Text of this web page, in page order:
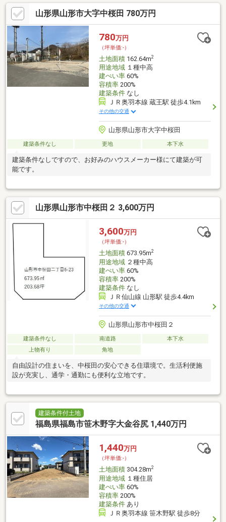
山形県山形市大字中桜田 780万円
780万円
（坪単価:-）
土地面積162.64m2
用途地域１種中高
建ぺい率60%
容積率200%
建築条件なし
ＪＲ奥羽本線 蔵王駅 徒歩4.1km
その他の交通
山形県山形市大字中桜田
建築条件なし 更地 本下水
建築条件なしですので、お好みのハウスメーカー様にて建築が可
能です。
山形県山形市中桜田２ 3,600万円
3,600万円
（坪単価:-）
土地面積673.95m2
用途地域２種中高
建ぺい率60%
容積率200%
建築条件なし
ＪＲ仙山線 山形駅 徒歩4.4km
その他の交通
山形県山形市中桜田２
建築条件なし 南道路
本下水
上物有り
角地
自由設計の住まいを、中桜田の安心できる住環境で。生活利便施
設が充実し、通学・通勤にも便利な立地です。
建築条件付土地
福島県福島市笹木野字大金谷尻 1,440万円
1,440万円
（坪単価:-）
土地面積304.28m2
用途地域１種住居
建ぺい率60%
容積率200%
建築条件あり
ＪＲ奥羽本線 笹木野駅 徒歩8分